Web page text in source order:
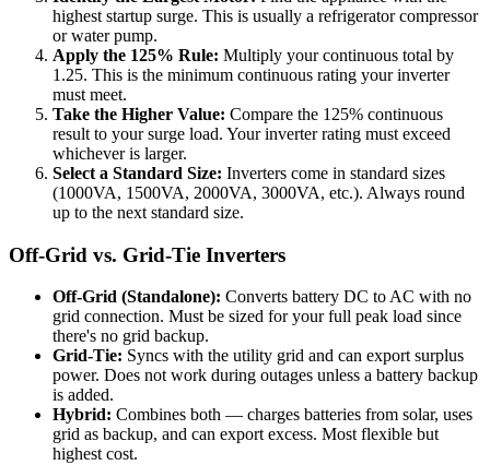
highest startup surge. This is usually a refrigerator compressor
or water pump.
Apply the 125% Rule: Multiply your continuous total by
1.25. This is the minimum continuous rating your inverter
must meet.
Take the Higher Value: Compare the 125% continuous
result to your surge load. Your inverter rating must exceed
whichever is larger.
Select a Standard Size: Inverters come in standard sizes
(1000VA, 1500VA, 2000VA, 3000VA, etc.). Always round
up to the next standard size.
Off-Grid vs. Grid-Tie Inverters
Off-Grid (Standalone): Converts battery DC to AC with no
grid connection. Must be sized for your full peak load since
there's no grid backup.
Grid-Tie: Syncs with the utility grid and can export surplus
power. Does not work during outages unless a battery backup
is added.
Hybrid: Combines both — charges batteries from solar, uses
grid as backup, and can export excess. Most flexible but
highest cost.